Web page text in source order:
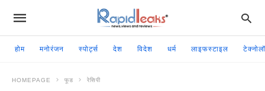
होम मनोरंजन स्पोर्ट्स देश विदेश धर्म लाइफस्टाइल
HOMEPAGE फूड रेसिपी